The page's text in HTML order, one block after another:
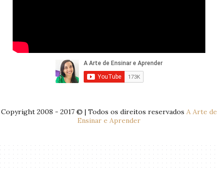
Copyright 2008 - 2017 © | Todos os direitos reservados A Arte de
Ensinar e Aprender